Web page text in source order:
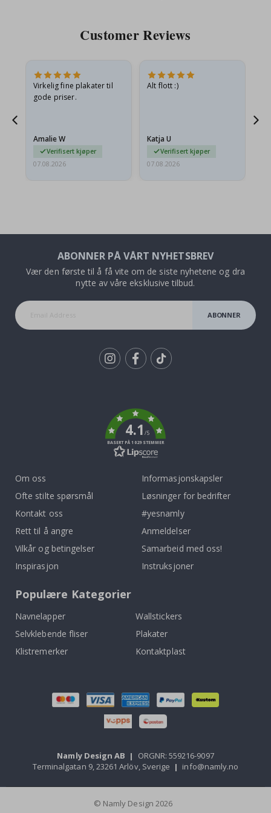
Customer Reviews
Virkelig fine plakater til
gode priser.
Amalie W
Verifisert kjøper
07.08.2026
Alt flott :)
Katja U
Verifisert kjøper
07.08.2026
ABONNER PÅ VÅRT NYHETSBREV
Vær den første til å få vite om de siste nyhetene og dra
nytte av våre eksklusive tilbud.
ABONNER
4.1/5
BASERT PÅ 1029 STEMMER
Om oss
Ofte stilte spørsmål
Kontakt oss
Rett til å angre
Vilkår og betingelser
Inspirasjon
Informasjonskapsler
Løsninger for bedrifter
#yesnamly
Anmeldelser
Samarbeid med oss!
Instruksjoner
Populære Kategorier
Navnelapper
Wallstickers
Selvklebende fliser
Plakater
Klistremerker
Kontaktplast
Namly Design AB |
ORGNR: 559216-9097
Terminalgatan 9, 23261 Arlöv, Sverige | info@namly.no
© Namly Design 2026